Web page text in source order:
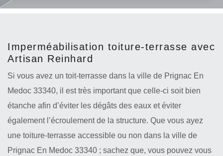
Imperméabilisation toiture-terrasse avec
Artisan Reinhard
Si vous avez un toit-terrasse dans la ville de Prignac En
Medoc 33340, il est très important que celle-ci soit bien
étanche afin d’éviter les dégâts des eaux et éviter
également l’écroulement de la structure. Que vous ayez
une toiture-terrasse accessible ou non dans la ville de
Prignac En Medoc 33340 ; sachez que, vous pouvez vous